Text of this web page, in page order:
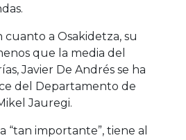
a Osakidetza, su
que la media del
Javier De Andrés se ha
del Departamento de
Jauregi.
“tan importante”, tiene al